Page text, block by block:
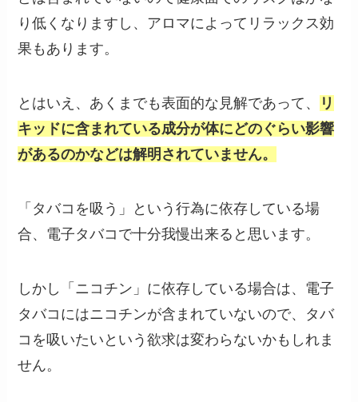
り低くなりますし、アロマによってリラックス効
果もあります。
とはいえ、あくまでも表面的な見解であって、
リ
キッドに含まれている成分が体にどのぐらい影響
があるのかなどは解明されていません。
「タバコを吸う」という行為に依存している場
合、電子タバコで十分我慢出来ると思います。
しかし「ニコチン」に依存している場合は、電子
タバコにはニコチンが含まれていないので、タバ
コを吸いたいという欲求は変わらないかもしれま
せん。